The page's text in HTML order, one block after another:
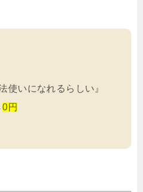
使いになれるらしい』
0円